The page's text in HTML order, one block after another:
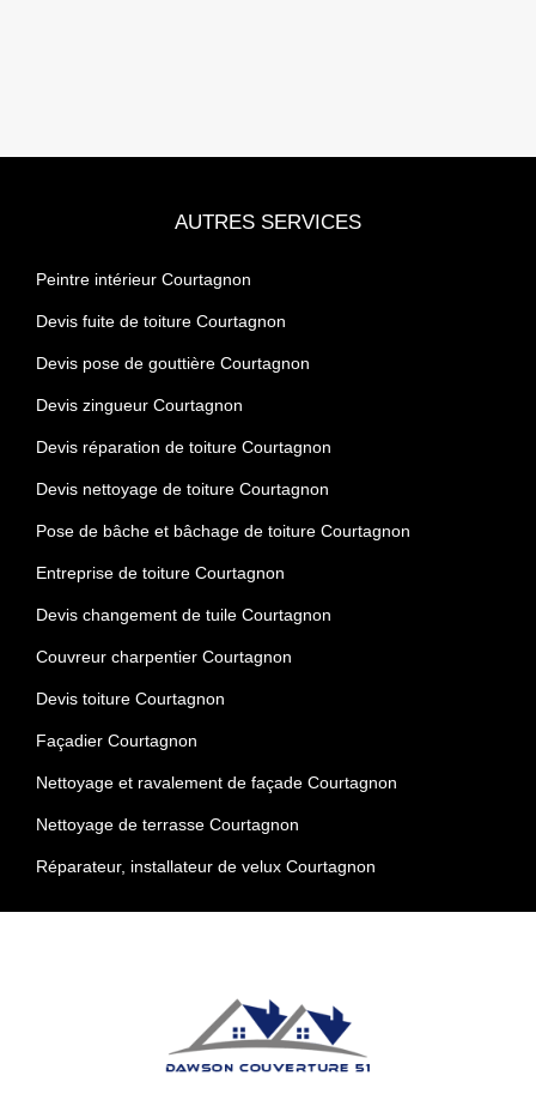
AUTRES SERVICES
Peintre intérieur Courtagnon
Devis fuite de toiture Courtagnon
Devis pose de gouttière Courtagnon
Devis zingueur Courtagnon
Devis réparation de toiture Courtagnon
Devis nettoyage de toiture Courtagnon
Pose de bâche et bâchage de toiture Courtagnon
Entreprise de toiture Courtagnon
Devis changement de tuile Courtagnon
Couvreur charpentier Courtagnon
Devis toiture Courtagnon
Façadier Courtagnon
Nettoyage et ravalement de façade Courtagnon
Nettoyage de terrasse Courtagnon
Réparateur, installateur de velux Courtagnon